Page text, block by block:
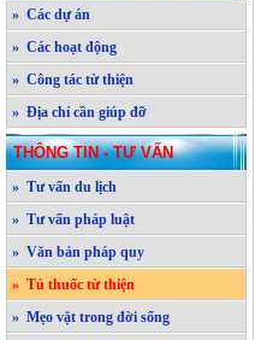
» Các dự án
» Các hoạt động
» Công tác từ thiện
» Địa chỉ cần giúp đỡ
THÔNG TIN - TƯ VẤN
» Tư vấn du lịch
» Tư vấn pháp luật
» Văn bản pháp quy
» Tủ thuốc từ thiện
» Mẹo vặt trong đời sống